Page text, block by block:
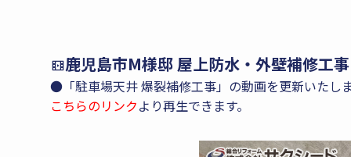
鹿児島市M様邸 屋上防水・外壁補修工事
●「駐車場天井 爆裂補修工事」の動画を更新いたし
こちらのリンクより再生できます。